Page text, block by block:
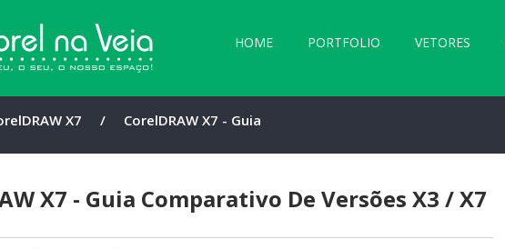
HOME PORTFOLIO VETORES
X7 /
CorelDRAW X7 - Guia
X3 / X7
X7 - Guia Comparativo De Versões X3 / X7